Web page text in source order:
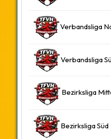
Verbandsliga
Verbandsliga
Bezirksliga
Bezirksliga Süd